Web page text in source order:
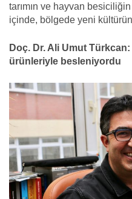
tarımın ve hayvan
içinde, bölgede yeni
Doç. Dr. Ali Umut
ürünleriyle besleniyordu